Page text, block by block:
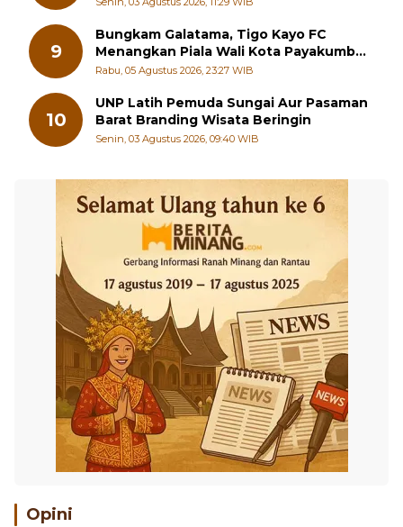
9
Menangkan Piala Wali Kota Payakumbuh
Cup 2026
Rabu, 05 Agustus 2026, 23:27 WIB
10
Barat Branding Wisata Beringin
Senin, 03 Agustus 2026, 09:40 WIB
Tulisan terbaru dan update